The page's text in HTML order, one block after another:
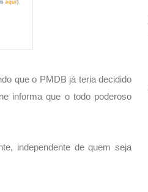
que o PMDB já teria decidido
informa que o todo poderoso
independente de quem seja